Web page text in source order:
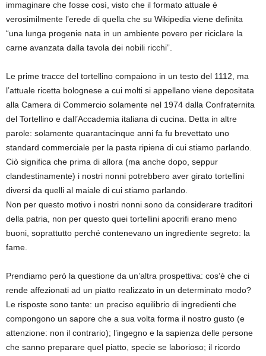
immaginare che fosse così, visto che il formato attuale è
verosimilmente l’erede di quella che su Wikipedia viene definita
“una lunga progenie nata in un ambiente povero per riciclare la
carne avanzata dalla tavola dei nobili ricchi”.
Le prime tracce del tortellino compaiono in un testo del 1112, ma
l’attuale ricetta bolognese a cui molti si appellano viene depositata
alla Camera di Commercio solamente nel 1974 dalla Confraternita
del Tortellino e dall’Accademia italiana di cucina. Detta in altre
parole: solamente quarantacinque anni fa fu brevettato uno
standard commerciale per la pasta ripiena di cui stiamo parlando.
Ciò significa che prima di allora (ma anche dopo, seppur
clandestinamente) i nostri nonni potrebbero aver girato tortellini
diversi da quelli al maiale di cui stiamo parlando.
Non per questo motivo i nostri nonni sono da considerare traditori
della patria, non per questo quei tortellini apocrifi erano meno
buoni, soprattutto perché contenevano un ingrediente segreto: la
fame.
Prendiamo però la questione da un’altra prospettiva: cos’è che ci
rende affezionati ad un piatto realizzato in un determinato modo?
Le risposte sono tante: un preciso equilibrio di ingredienti che
compongono un sapore che a sua volta forma il nostro gusto (e
attenzione: non il contrario); l’ingegno e la sapienza delle persone
che sanno preparare quel piatto, specie se laborioso; il ricordo